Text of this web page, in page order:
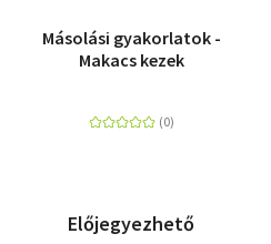
Másolási gyakorlatok -
Makacs kezek
Előjegyezhető